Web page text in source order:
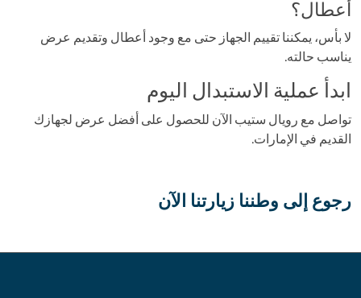
أعطال؟
لا بأس، يمكننا تقييم الجهاز حتى مع وجود أعطال وتقديم عرض
يناسب حالته.
ابدأ عملية الاستبدال اليوم
تواصل مع رويال ستيب الآن للحصول على أفضل عرض لجهازك
القديم في الإمارات.
رجوع إلى وطننا زيارتنا الآن